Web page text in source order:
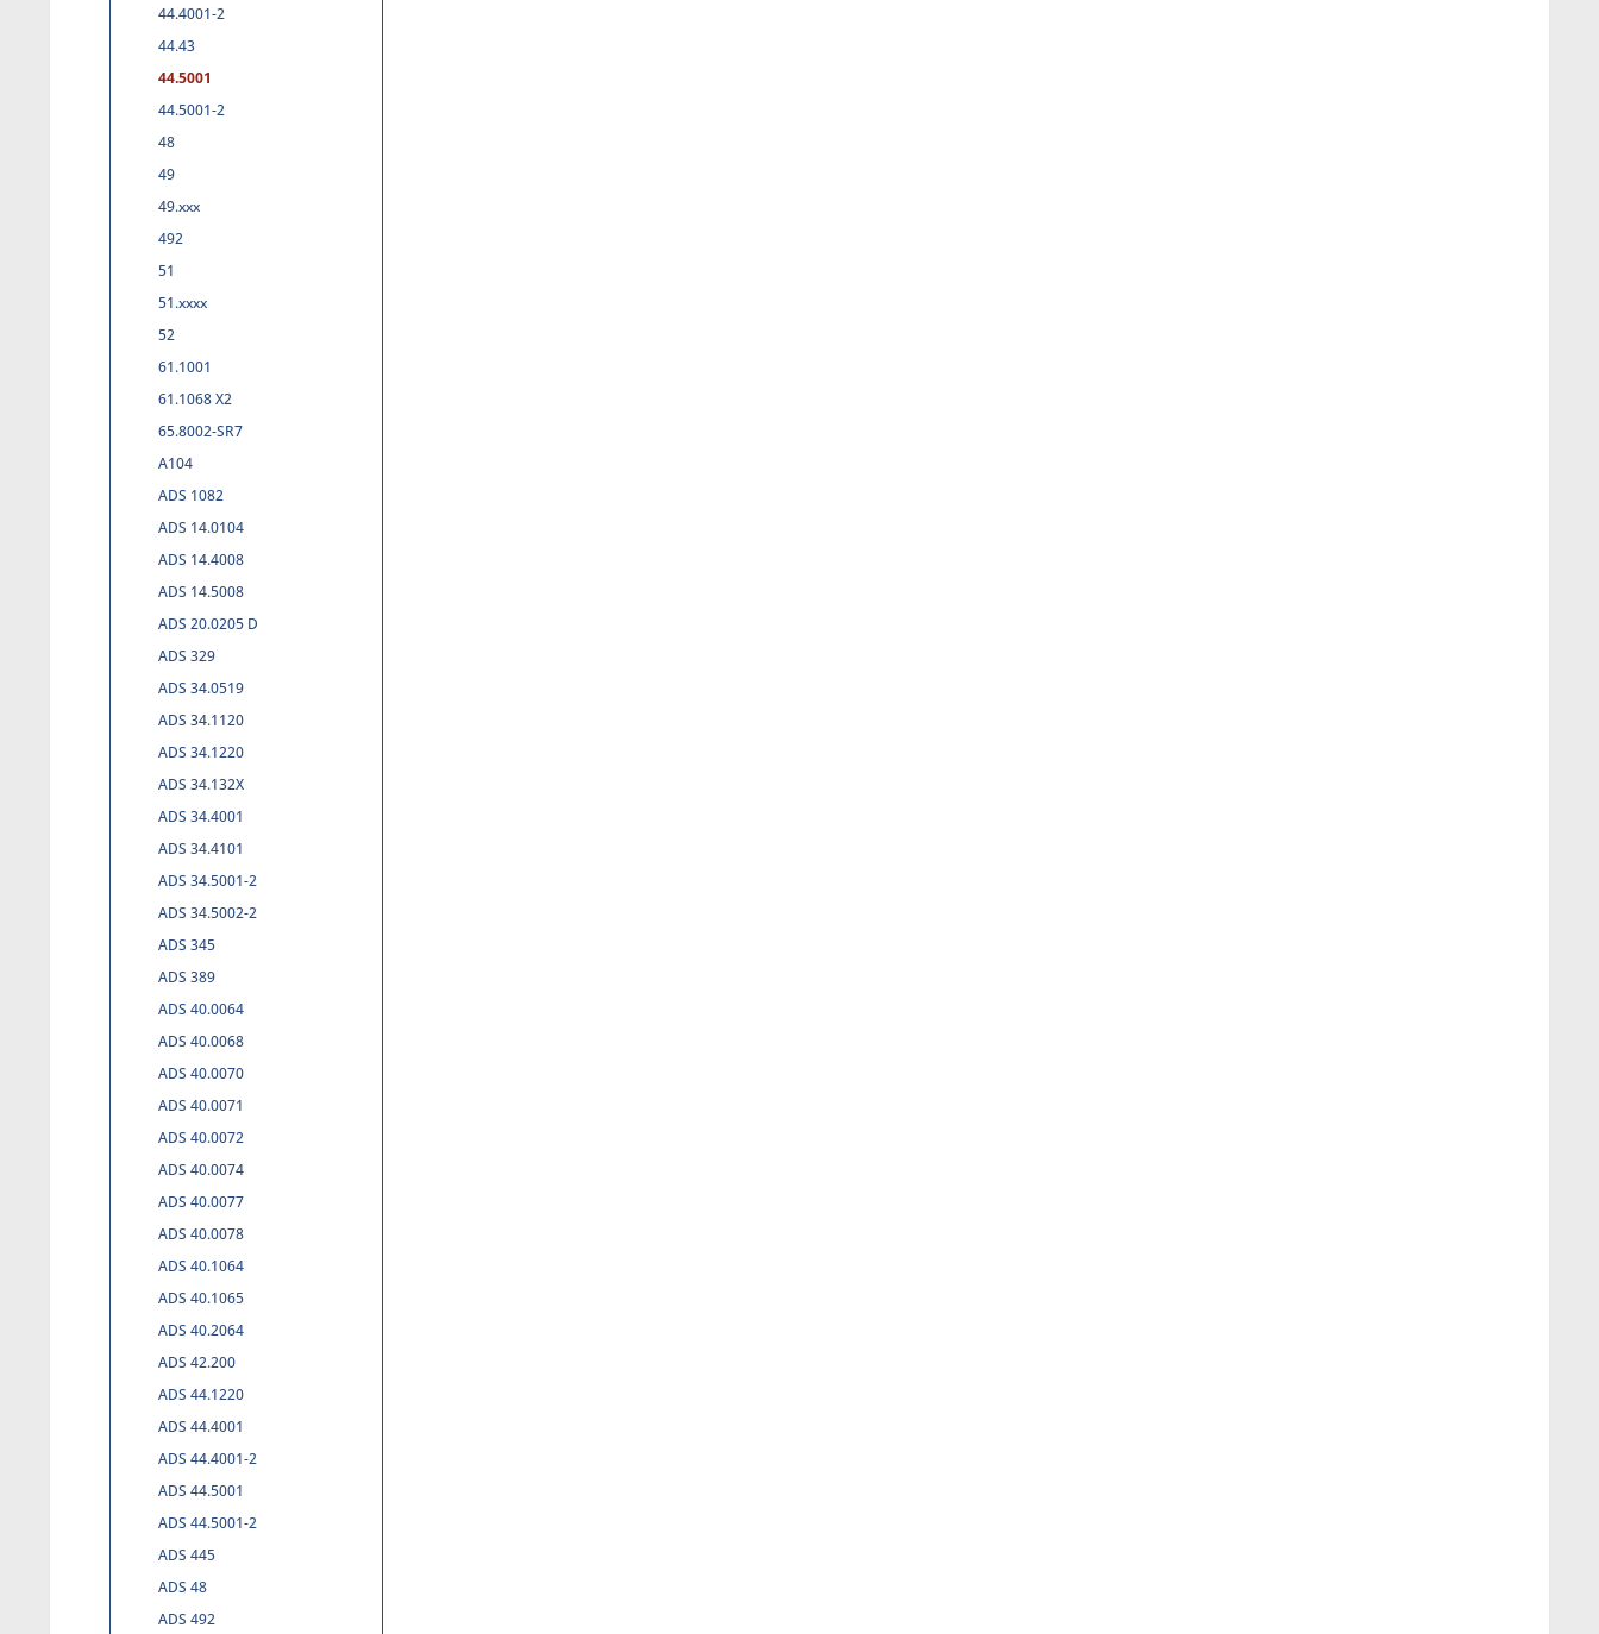
44.4001-2
44.43
44.5001
44.5001-2
48
49
49.xxx
492
51
51.xxxx
52
61.1001
61.1068 X2
65.8002-SR7
A104
ADS 1082
ADS 14.0104
ADS 14.4008
ADS 14.5008
ADS 20.0205 D
ADS 329
ADS 34.0519
ADS 34.1120
ADS 34.1220
ADS 34.132X
ADS 34.4001
ADS 34.4101
ADS 34.5001-2
ADS 34.5002-2
ADS 345
ADS 389
ADS 40.0064
ADS 40.0068
ADS 40.0070
ADS 40.0071
ADS 40.0072
ADS 40.0074
ADS 40.0077
ADS 40.0078
ADS 40.1064
ADS 40.1065
ADS 40.2064
ADS 42.200
ADS 44.1220
ADS 44.4001
ADS 44.4001-2
ADS 44.5001
ADS 44.5001-2
ADS 445
ADS 48
ADS 492